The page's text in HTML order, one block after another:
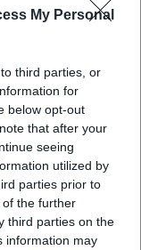
My Personal
third parties, or
for
below opt-out
that after your
seeing
utilized by
parties prior to
the further
third parties on the
information may
–
abrupte
der
Erinnerung
Verhältnis.
und
anhaltende
und Lesekultur.
Forschung
Gesellschaft,